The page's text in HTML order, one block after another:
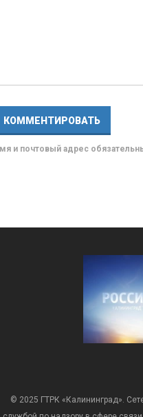
и почтовый адрес
© 2025 ГТРК «Калининград».